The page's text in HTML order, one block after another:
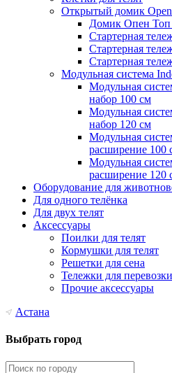
Открытый домик
Домик Опен Топ
Стартерная
Стартерная
Стартерная
Модульная система
Модульная
набор 100 см
Модульная
набор 120 см
Модульная
расширение 100
Модульная
расширение 120
Оборудование для
Для одного телёнка
Для двух телят
Аксессуары
Поилки для телят
Кормушки для телят
Решетки для сена
Тележки для
Прочие аксессуары
Астана
Выбрать город